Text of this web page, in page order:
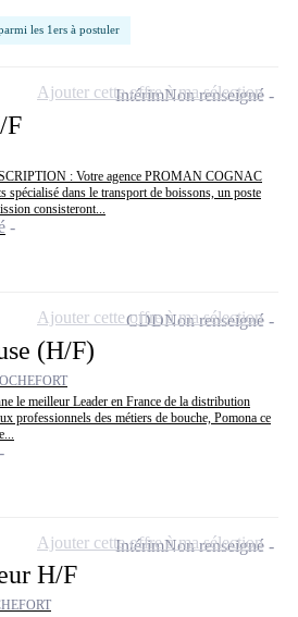
les 1ers à postuler
F
: Votre agence PROMAN COGNAC
spécialisé dans le transport de boissons, un poste
consisteront...
IntérimNon renseigné
Ajouter cette offre à ma sélection
(H/F)
le meilleur Leader en France de la distribution
professionnels des métiers de bouche, Pomona ce
CDDNon renseigné
Ajouter cette offre à ma sélection
H/F
IntérimNon renseigné
Ajouter cette offre à ma sélection